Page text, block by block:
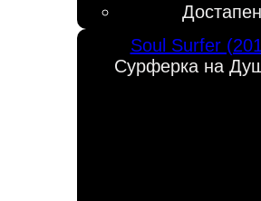
Достапен
Soul Surfer
Сурферка на